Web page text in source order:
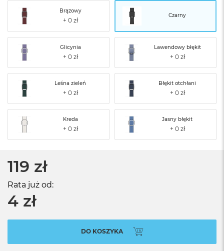
Brązowy
Czarny
Glicynia Lawendowy błękit
Leśna zieleń Błękit otchłani
Kreda Jasny błękit
119 zł
Rata już od:
4 zł
DO KOSZYKA